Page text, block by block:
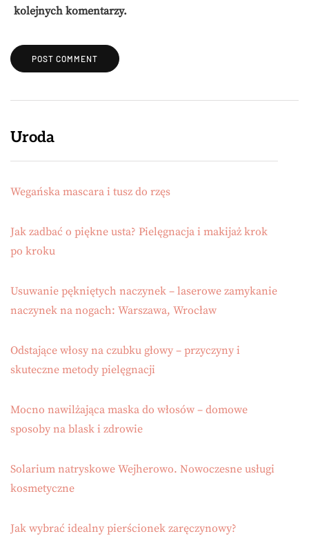
kolejnych komentarzy.
Uroda
Wegańska mascara i tusz do rzęs
Jak zadbać o piękne usta? Pielęgnacja i makijaż krok
po kroku
Usuwanie pękniętych naczynek – laserowe zamykanie
naczynek na nogach: Warszawa, Wrocław
Odstające włosy na czubku głowy – przyczyny i
skuteczne metody pielęgnacji
Mocno nawilżająca maska do włosów – domowe
sposoby na blask i zdrowie
Solarium natryskowe Wejherowo. Nowoczesne usługi
kosmetyczne
Jak wybrać idealny pierścionek zaręczynowy?